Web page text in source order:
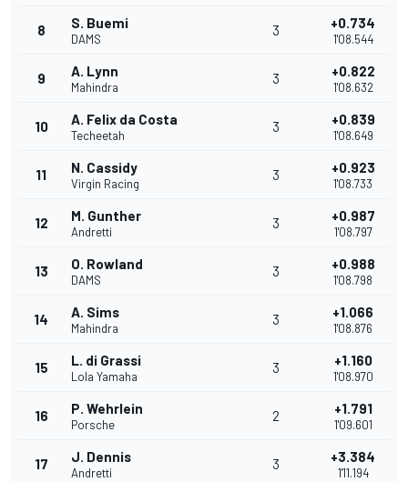
8 S. Buemi
DAMS
3 +0.734
1'08.544
9 A. Lynn
Mahindra
3 +0.822
1'08.632
10 A. Felix da Costa
Techeetah
3 +0.839
1'08.649
11 N. Cassidy
Virgin Racing
3 +0.923
1'08.733
12 M. Gunther
Andretti
3 +0.987
1'08.797
13 O. Rowland
DAMS
3 +0.988
1'08.798
14 A. Sims
Mahindra
3 +1.066
1'08.876
15 L. di Grassi
Lola Yamaha
3 +1.160
1'08.970
16 P. Wehrlein
Porsche
2 +1.791
1'09.601
17 J. Dennis
Andretti
3 +3.384
1'11.194